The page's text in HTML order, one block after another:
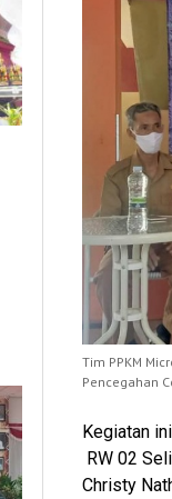
Tim PPKM
Pencegahan
Kegiatan
RW 02
Christy